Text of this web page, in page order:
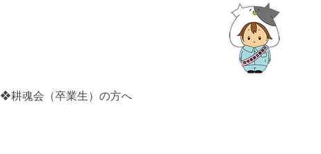
❖耕魂会（卒業生）の方へ